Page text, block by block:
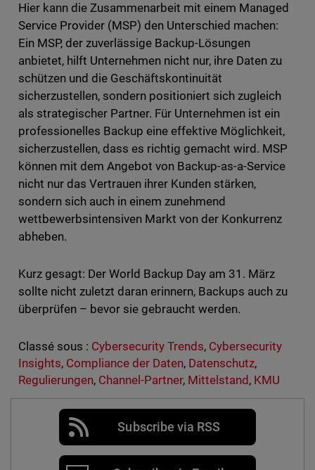
Hier kann die Zusammenarbeit mit einem Managed
Service Provider (MSP) den Unterschied machen:
Ein MSP, der zuverlässige Backup-Lösungen
anbietet, hilft Unternehmen nicht nur, ihre Daten zu
schützen und die Geschäftskontinuität
sicherzustellen, sondern positioniert sich zugleich
als strategischer Partner. Für Unternehmen ist ein
professionelles Backup eine effektive Möglichkeit,
sicherzustellen, dass es richtig gemacht wird. MSP
können mit dem Angebot von Backup-as-a-Service
nicht nur das Vertrauen ihrer Kunden stärken,
sondern sich auch in einem zunehmend
wettbewerbsintensiven Markt von der Konkurrenz
abheben.
Kurz gesagt: Der World Backup Day am 31. März
sollte nicht zuletzt daran erinnern, Backups auch zu
überprüfen – bevor sie gebraucht werden.
Classé sous : Cybersecurity Trends, Cybersecurity
Insights, Compliance der Daten, Datenschutz,
Regulierungen, Channel-Partner, Mittelstand , KMU
Subscribe via RSS